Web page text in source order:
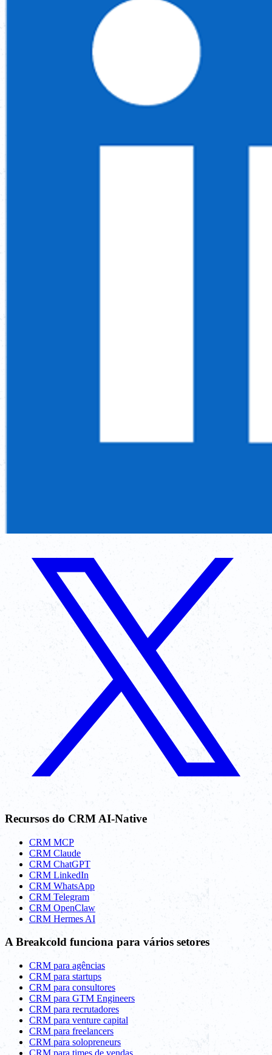
Recursos do CRM AI-Native
CRM MCP
CRM Claude
CRM ChatGPT
CRM LinkedIn
CRM WhatsApp
CRM Telegram
CRM OpenClaw
CRM Hermes AI
A Breakcold funciona para vários setores
CRM para agências
CRM para startups
CRM para consultores
CRM para GTM Engineers
CRM para recrutadores
CRM para venture capital
CRM para freelancers
CRM para solopreneurs
CRM para times de vendas